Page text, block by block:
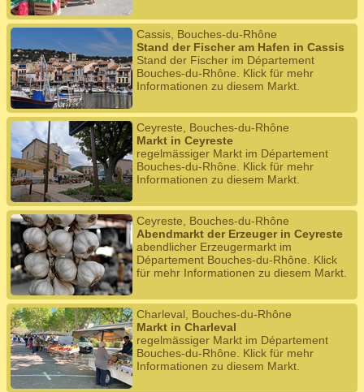
Cassis, Bouches-du-Rhône
Stand der Fischer am Hafen in Cassis
Stand der Fischer im Département
Bouches-du-Rhône. Klick für mehr
Informationen zu diesem Markt.
Ceyreste, Bouches-du-Rhône
Markt in Ceyreste
regelmässiger Markt im Département
Bouches-du-Rhône. Klick für mehr
Informationen zu diesem Markt.
Ceyreste, Bouches-du-Rhône
Abendmarkt der Erzeuger in Ceyreste
abendlicher Erzeugermarkt im
Département Bouches-du-Rhône. Klick
für mehr Informationen zu diesem Markt.
Charleval, Bouches-du-Rhône
Markt in Charleval
regelmässiger Markt im Département
Bouches-du-Rhône. Klick für mehr
Informationen zu diesem Markt.